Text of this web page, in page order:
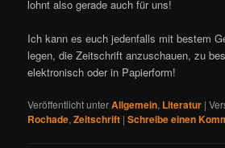
lohnt also gerade auch für uns!
Ich kann es euch jedenfalls mit bestem
legen, die Zeitschrift anzuschauen, zu
elektronisch oder in Papierform!
Veröffentlicht unterAllgemein, Literatur |
Rochade,Zeitschrift |Schreibe einen